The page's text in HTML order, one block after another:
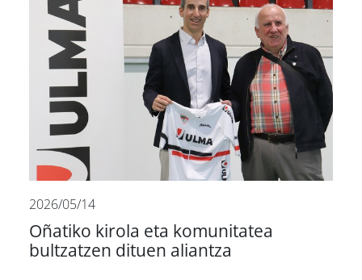
2026/05/14
Oñatiko kirola eta komunitatea
bultzatzen dituen aliantza